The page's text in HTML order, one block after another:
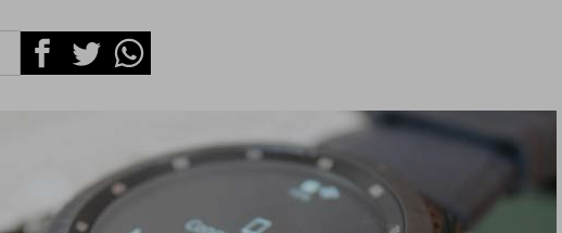
FacebookTwitterWhatsapp